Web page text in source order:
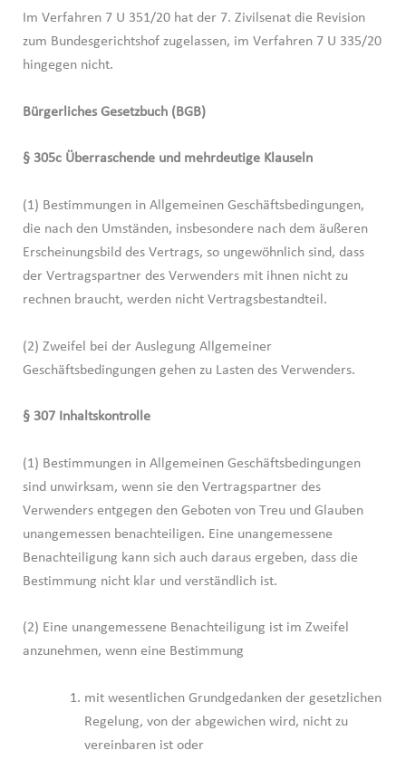
Im Verfahren 7 U 351/20 hat der 7. Zivilsenat die Revision
zum Bundesgerichtshof zugelassen, im Verfahren 7 U 335/20
hingegen nicht.
Bürgerliches Gesetzbuch (BGB)
§ 305c Überraschende und mehrdeutige Klauseln
(1) Bestimmungen in Allgemeinen Geschäftsbedingungen,
die nach den Umständen, insbesondere nach dem äußeren
Erscheinungsbild des Vertrags, so ungewöhnlich sind, dass
der Vertragspartner des Verwenders mit ihnen nicht zu
rechnen braucht, werden nicht Vertragsbestandteil.
(2) Zweifel bei der Auslegung Allgemeiner
Geschäftsbedingungen gehen zu Lasten des Verwenders.
§ 307 Inhaltskontrolle
(1) Bestimmungen in Allgemeinen Geschäftsbedingungen
sind unwirksam, wenn sie den Vertragspartner des
Verwenders entgegen den Geboten von Treu und Glauben
unangemessen benachteiligen. Eine unangemessene
Benachteiligung kann sich auch daraus ergeben, dass die
Bestimmung nicht klar und verständlich ist.
(2) Eine unangemessene Benachteiligung ist im Zweifel
anzunehmen, wenn eine Bestimmung
mit wesentlichen Grundgedanken der gesetzlichen
Regelung, von der abgewichen wird, nicht zu
vereinbaren ist oder